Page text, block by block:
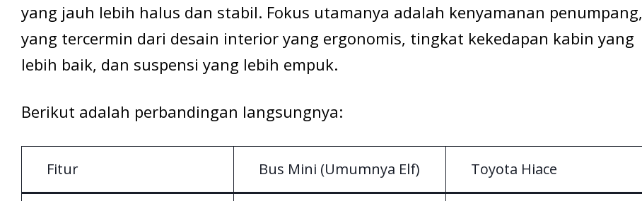
yang jauh lebih halus dan stabil. Fokus utamanya adalah kenyamanan penumpang,
yang tercermin dari desain interior yang ergonomis, tingkat kekedapan kabin yang
lebih baik, dan suspensi yang lebih empuk.
Berikut adalah perbandingan langsungnya:
Fitur Bus Mini (Umumnya Elf) Toyota Hiace